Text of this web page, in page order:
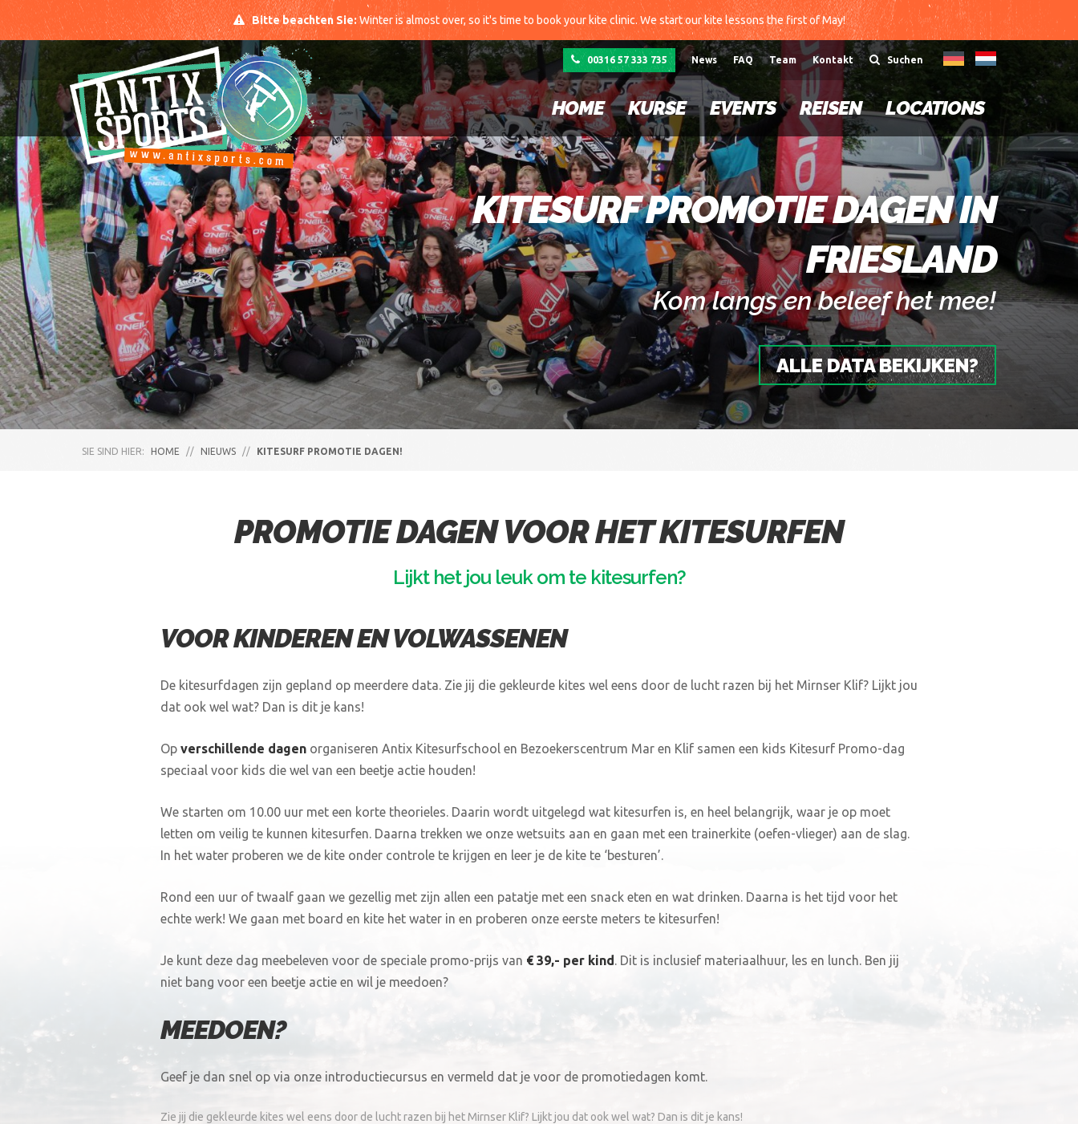
Bitte beachten Sie:Winter is almost over, so it's time to book your kite clinic. We start our kite lessons the first of May!
Suchen
News FAQ Team Kontakt
00316 57 333 735
HOME KURSE EVENTS REISEN LOCATIONS
KITESURF PROMOTIE DAGEN IN
FRIESLAND
Kom langs en beleef het mee!
ALLE DATA BEKIJKEN?
SIE SIND HIER: HOME // NIEUWS // KITESURF PROMOTIE DAGEN!
PROMOTIE DAGEN VOOR HET KITESURFEN
Lijkt het jou leuk om te kitesurfen?
VOOR KINDEREN EN VOLWASSENEN
De kitesurfdagen zijn gepland op meerdere data. Zie jij die gekleurde kites wel eens door de lucht razen bij het Mirnser Klif? Lijkt jou
dat ook wel wat? Dan is dit je kans!
Op verschillende dagen organiseren Antix Kitesurfschool en Bezoekerscentrum Mar en Klif samen een kids Kitesurf Promo-dag
speciaal voor kids die wel van een beetje actie houden!
We starten om 10.00 uur met een korte theorieles. Daarin wordt uitgelegd wat kitesurfen is, en heel belangrijk, waar je op moet
letten om veilig te kunnen kitesurfen. Daarna trekken we onze wetsuits aan en gaan met een trainerkite (oefen-vlieger) aan de slag.
In het water proberen we de kite onder controle te krijgen en leer je de kite te ‘besturen’.
Rond een uur of twaalf gaan we gezellig met zijn allen een patatje met een snack eten en wat drinken. Daarna is het tijd voor het
echte werk! We gaan met board en kite het water in en proberen onze eerste meters te kitesurfen!
Je kunt deze dag meebeleven voor de speciale promo-prijs van € 39,- per kind. Dit is inclusief materiaalhuur, les en lunch. Ben jij
niet bang voor een beetje actie en wil je meedoen?
MEEDOEN?
Geef je dan snel op via onze introductiecursus en vermeld dat je voor de promotiedagen komt.
Zie jij die gekleurde kites wel eens door de lucht razen bij het Mirnser Klif? Lijkt jou dat ook wel wat? Dan is dit je kans!